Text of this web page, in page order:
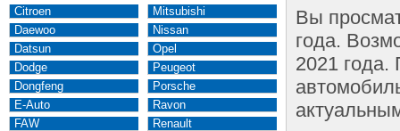
Citroen
Daewoo
Datsun
Dodge
Dongfeng
E-Auto
FAW
Mitsubishi
Nissan
Opel
Peugeot
Porsche
Ravon
Renault
Вы
года.
2021 года.